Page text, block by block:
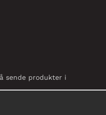
sende produkter i